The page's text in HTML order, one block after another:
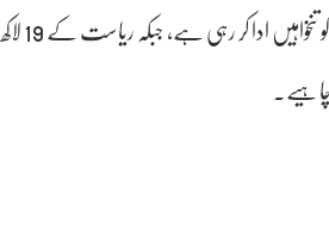
بعد ازاں خطاب کرتے ہوئے ریونت ریڈی نے کہا کہ حکومت ہر ماہ کی پہلی تاریخ کو اساتذہ کو تنخواہیں ادا کر رہی ہے، جبکہ ریاست کے 19 لاکھ